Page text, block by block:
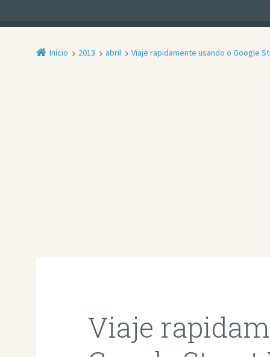
Início 2013 abril Viaje rapidamente usando o Google
Viaje